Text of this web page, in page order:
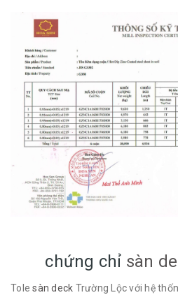
chứng chỉ sàn
Tolesàn deck Trường Lộc với hệ